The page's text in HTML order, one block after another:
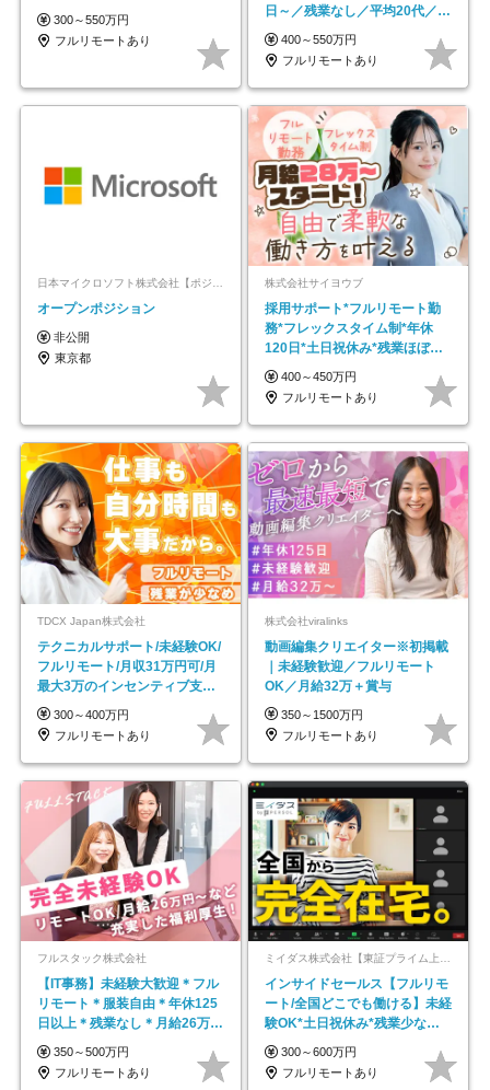
300～550万円
フルリモートあり
日～／残業なし／平均20代／リ
モートOK
400～550万円
フルリモートあり
日本マイクロソフト株式会社【ポジションマッチ登録】
オープンポジション
非公開
東京都
株式会社サイヨウブ
採用サポート*フルリモート勤
務*フレックスタイム制*年休
120日*土日祝休み*残業ほぼな
し*育児中社員8割以上
400～450万円
フルリモートあり
TDCX Japan株式会社
テクニカルサポート/未経験OK/
フルリモート/月収31万円可/月
最大3万のインセンティブ支給/
平均年齢33歳
300～400万円
フルリモートあり
株式会社viralinks
動画編集クリエイター※初掲載
｜未経験歓迎／フルリモート
OK／月給32万＋賞与
350～1500万円
フルリモートあり
フルスタック株式会社
【IT事務】未経験大歓迎＊フル
リモート＊服装自由＊年休125
日以上＊残業なし＊月給26万円
以上
350～500万円
フルリモートあり
ミイダス株式会社【東証プライム上場パーソルグループ】
インサイドセールス【フルリモ
ート/全国どこでも働ける】未経
験OK*土日祝休み*残業少なめ*
在宅勤務手当あり
300～600万円
フルリモートあり